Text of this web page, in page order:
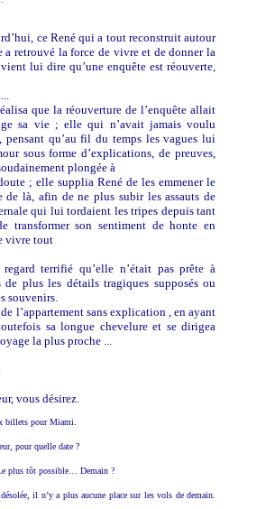
ce René qui a tout reconstruit autour
a retrouvé la force de vivre et de donner la
lui dire qu’une enquête est réouverte,
que la réouverture de l’enquête allait
sa vie ; elle qui n’avait jamais voulu
qu’au fil du temps les vagues lui
sous forme d’explications, de preuves,
plongée à
; elle supplia René de les emmener le
là, afin de ne plus subir les assauts de
qui lui tordaient les tripes depuis tant
transformer son sentiment de honte en
vivre tout
terrifié qu’elle n’était pas prête à
de plus les détails tragiques supposés ou
souvenirs.
l’appartement sans explication , en ayant
sa longue chevelure et se dirigea
la plus proche ...
vous désirez.
billets pour Miami.
pour quelle date ?
plus tôt possible… Demain ?
il n’y a plus aucune place sur les vols de demain.